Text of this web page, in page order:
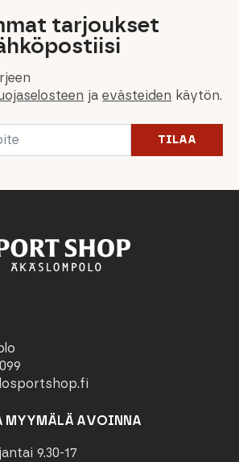
tarjoukset
jaevästeiden käytön.
TILAA
MYYMÄLÄ AVOINNA
9.30-17